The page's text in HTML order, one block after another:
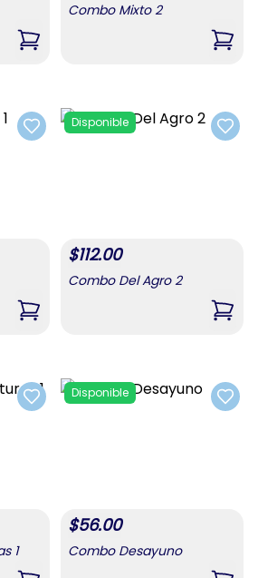
,Combo Mixto 1
Combo Mixto 2
,
Add to favorites
,Combo Del Agro 1
Add
Disponible
$112.00
Combo Del Agro 2
,
Add to favorites
1
Add
Disponible
$56.00
Combo Desayuno